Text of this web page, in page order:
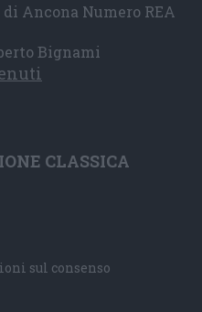
Ancona Numero REA
Bignami
CLASSICA
sul consenso